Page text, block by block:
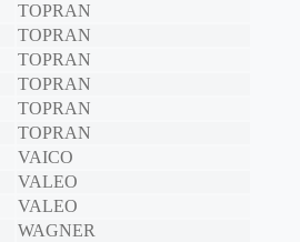
TOPRAN
TOPRAN
TOPRAN
TOPRAN
TOPRAN
TOPRAN
VAICO
VALEO
VALEO
WAGNER